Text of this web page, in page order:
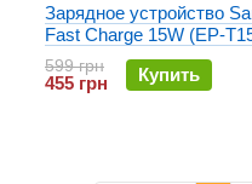
Зарядное устройство
Fast Charge 15W (EP-
кабелем Type-C Белое
599 грн
455 грн Купить